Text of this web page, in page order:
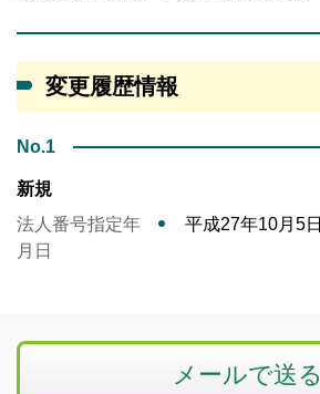
変更履歴情報
No.1
新規
法人番号指定年
月日
平成27年10月5日
メールで送る